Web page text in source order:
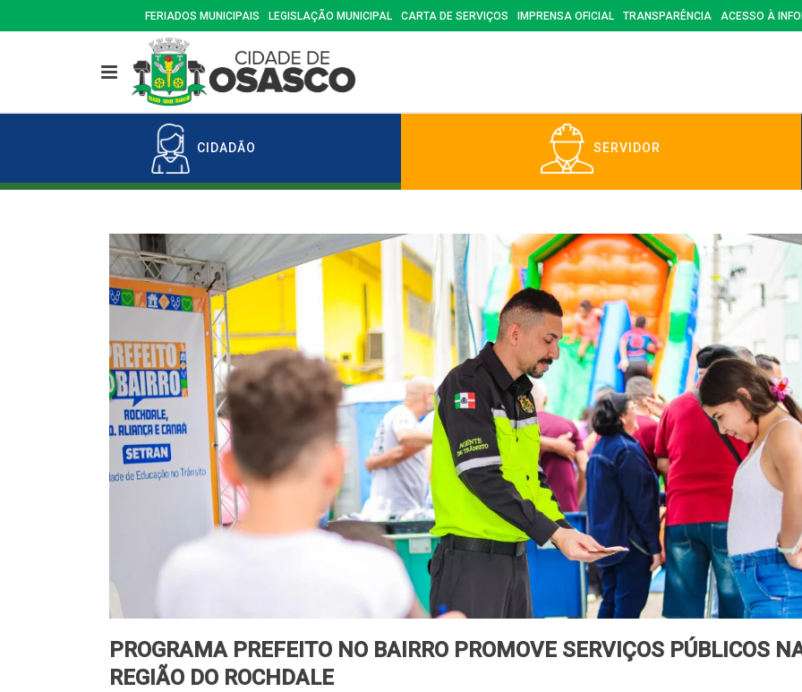
FERIADOS MUNICIPAIS LEGISLAÇÃO MUNICIPAL CARTA DE SERVIÇOS IMPRENSA OFICIAL TRANSPARÊNCIA ACESSO À
CIDADÃO SERVIDOR
PROGRAMA PREFEITO NO BAIRRO PROMOVE SERVIÇOS PÚBLICOS
REGIÃO DO ROCHDALE